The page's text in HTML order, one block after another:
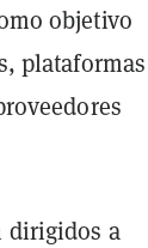
objetivo
plataformas
dirigidos a